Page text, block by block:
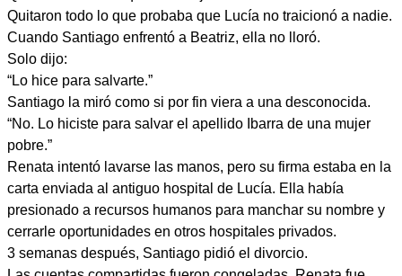
Quitaron todo lo que probaba que Lucía no traicionó a nadie.
Cuando Santiago enfrentó a Beatriz, ella no lloró.
Solo dijo:
“Lo hice para salvarte.”
Santiago la miró como si por fin viera a una desconocida.
“No. Lo hiciste para salvar el apellido Ibarra de una mujer
pobre.”
Renata intentó lavarse las manos, pero su firma estaba en la
carta enviada al antiguo hospital de Lucía. Ella había
presionado a recursos humanos para manchar su nombre y
cerrarle oportunidades en otros hospitales privados.
3 semanas después, Santiago pidió el divorcio.